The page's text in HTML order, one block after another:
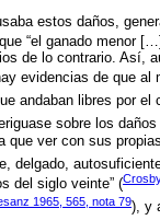
estos daños,
“el ganado menor
de lo contrario. Así,
evidencias de que al
andaban libres por el
sobre los
que ver con sus
delgado,
del siglo veinte” (
1965, 565, nota 79), y